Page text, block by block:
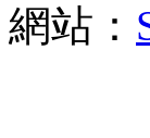
網站：